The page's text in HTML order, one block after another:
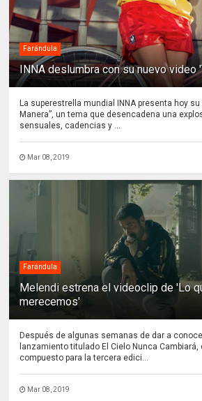
Farándula
INNA deslumbra con su nuevo video
La superestrella mundial INNA presenta hoy
Manera”, un tema que desencadena una
sensuales, cadencias y ...
Mar 08, 2019
Farándula
Melendi estrena el videoclip de 'Lo
merecemos'
Después de algunas semanas de dar a
lanzamiento titulado El Cielo Nunca
compuesto para la tercera edici...
Mar 08, 2019